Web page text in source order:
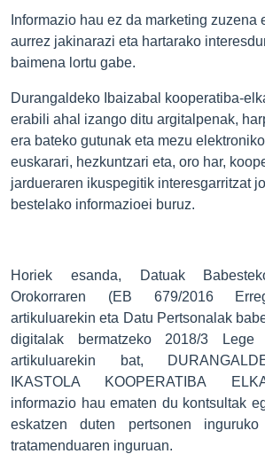
Informazio hau ez da marketing zuzena
aurrez jakinarazi eta hartarako
baimena lortu gabe.
Durangaldeko Ibaizabal kooperatiba-
erabili ahal izango ditu argitalpenak,
era bateko gutunak eta mezu
euskarari, hezkuntzari eta, oro har,
jardueraren ikuspegitik interesgarritzat
bestelako informazioei buruz.
Horiek esanda, Datuak
Orokorraren (EB 679/2016
artikuluarekin eta Datu Pertsonalak
digitalak bermatzeko 2018/3 Lege
artikuluarekin bat,
IKASTOLA KOOPERATIBA
informazio hau ematen du kontsultak
eskatzen duten pertsonen
tratamenduaren inguruan.